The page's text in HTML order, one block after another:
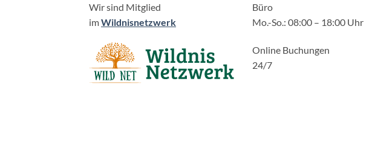
Wir sind Mitglied
imWildnisnetzwerk
Büro
Mo.-So.: 08:00 – 18:00 Uhr
Online Buchungen
24/7